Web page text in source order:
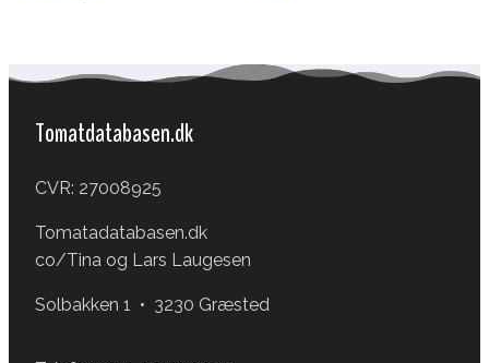
Tomatdatabasen.dk
CVR: 27008925
Tomatadatabasen.dk
co/Tina og Lars Laugesen
Solbakken 1 • 3230 Græsted